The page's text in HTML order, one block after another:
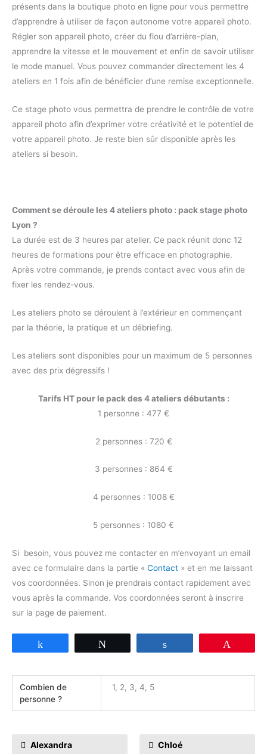
présents dans la boutique photo en ligne pour vous permettre
d’apprendre à utiliser de façon autonome votre appareil photo.
Régler son appareil photo, créer du flou d’arrière-plan,
apprendre la vitesse et le mouvement et enfin de savoir utiliser
le mode manuel. Vous pouvez commander directement les 4
ateliers en 1 fois afin de bénéficier d’une remise exceptionnelle.
Ce stage photo vous permettra de prendre le contrôle de votre
appareil photo afin d’exprimer votre créativité et le potentiel de
votre appareil photo. Je reste bien sûr disponible après les
ateliers si besoin.
Comment se déroule les 4 ateliers photo : pack stage photo
Lyon ?
La durée est de 3 heures par atelier. Ce pack réunit donc 12
heures de formations pour être efficace en photographie.
Après votre commande, je prends contact avec vous afin de
fixer les rendez-vous.
Les ateliers photo se déroulent à l’extérieur en commençant
par la théorie, la pratique et un débriefing.
Les ateliers sont disponibles pour un maximum de 5 personnes
avec des prix dégressifs !
Tarifs HT pour le pack des 4 ateliers débutants :
1 personne : 477 €
2 personnes : 720 €
3 personnes : 864 €
4 personnes : 1008 €
5 personnes : 1080 €
Si besoin, vous pouvez me contacter en m’envoyant un email
avec ce formulaire dans la partie « Contact » et en me laissant
vos coordonnées. Sinon je prendrais contact rapidement avec
vous après la commande. Vos coordonnées seront à inscrire
sur la page de paiement.
Combien de
personne ?
1, 2, 3, 4, 5
Alexandra
concerne les stages
Chloé